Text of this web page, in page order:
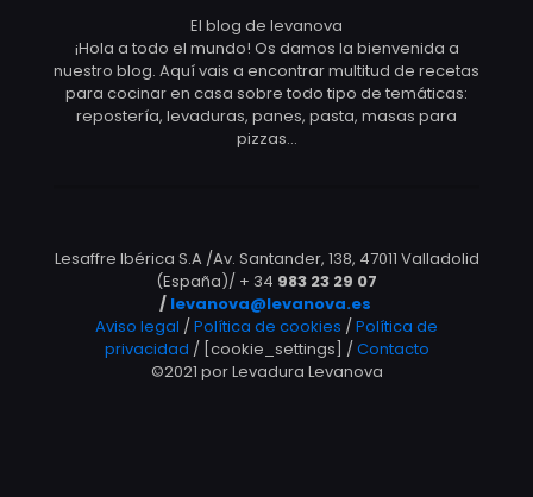
El blog de levanova
¡Hola a todo el mundo! Os damos la bienvenida a
nuestro blog. Aquí vais a encontrar multitud de recetas
para cocinar en casa sobre todo tipo de temáticas:
repostería, levaduras, panes, pasta, masas para
pizzas…
Lesaffre Ibérica S.A /Av. Santander, 138, 47011 Valladolid
(España)/ + 34 983 23 29 07
/ levanova@levanova.es
Aviso legal /Política de cookies /Política de
privacidad / [cookie_settings] /Contacto
©2021 por Levadura Levanova